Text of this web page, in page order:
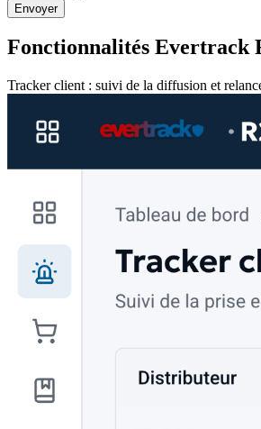
Envoyer
Fonctionnalités Evertrack
Tracker client : suivi de la diffusion et